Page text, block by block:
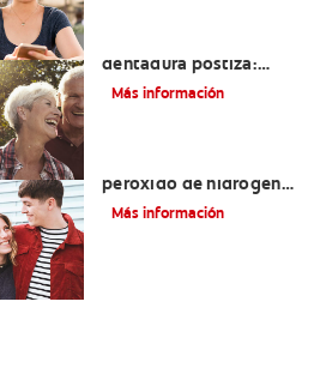
dentadura postiza:
eliminación y
Más información
peróxido de hidrógeno
para dientes y encías
Más información